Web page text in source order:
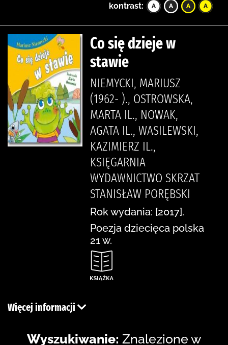
kontrast:
Co się dzieje w
stawie
NIEMYCKI, MARIUSZ
(1962- )., OSTROWSKA,
MARTA IL., NOWAK,
AGATA IL., WASILEWSKI,
KAZIMIERZ IL.,
KSIĘGARNIA
WYDAWNICTWO SKRZAT
STANISŁAW PORĘBSKI
Rok wydania: [2017].
Poezja dziecięca polska
21 w.
Więcej informacji
Wyszukiwanie: Znalezione w